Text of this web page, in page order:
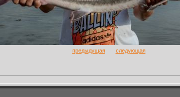
предыдущая следующая